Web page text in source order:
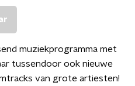
muziekprogramma met
tussendoor ook nieuwe
van grote artiesten!